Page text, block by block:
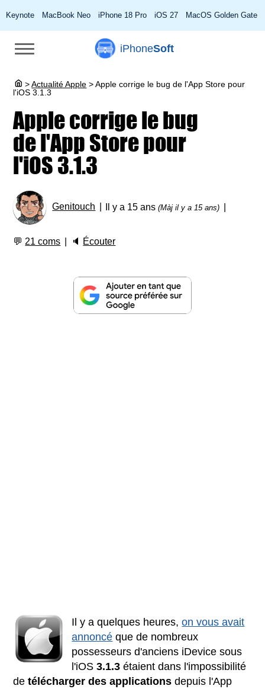
Keynote MacBook Neo iPhone 18 Pro iOS 27 MacOS Golden Gate
iPhoneSoft
> Actualité Apple >Apple corrige le bug de l'App Store pour
l'iOS 3.1.3
Apple corrige le bug
de l'App Store pour
l'iOS 3.1.3
Genitouch Il y a 15 ans(Màj il y a 15 ans)
💬 21 coms 🔈 Écouter
Il y a quelques heures,on vous avait
annoncé que de nombreux
possesseurs d'anciens iDevice sous
l'iOS3.1.3 étaient dans l'impossibilité
detélécharger des applications depuis l'App